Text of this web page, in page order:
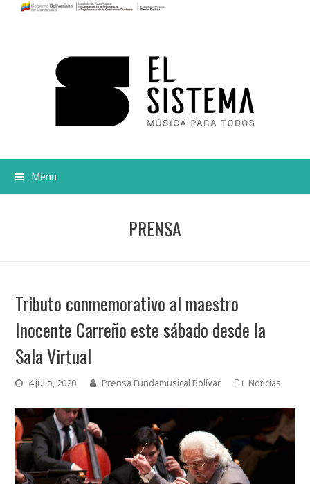
Menu
PRENSA
Tributo conmemorativo al maestro
Inocente Carreño este sábado desde la
Sala Virtual
4 julio, 2020 Prensa Fundamusical Bolívar Noticias